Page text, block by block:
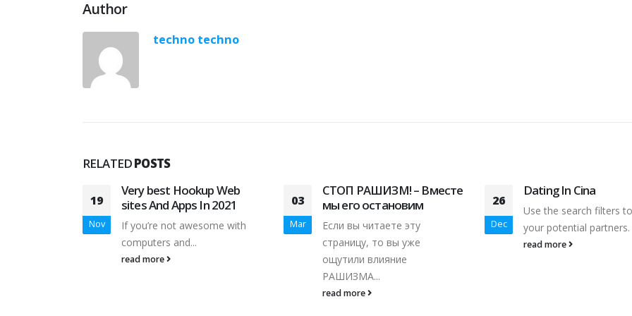
Author
techno techno
RELATEDPOSTS
19
Nov
Very best Hookup Web
sites And Apps In 2021
If you’re not awesome with
computers and...
read more
03
Mar
СТОП РАШИЗМ! – Вместе
мы его остановим
Если вы читаете эту
страницу, то вы уже
ощутили влияние
РАШИЗМА...
read more
26
Dec
Dating In Cina
Use the search filters
your potential partners.
read more